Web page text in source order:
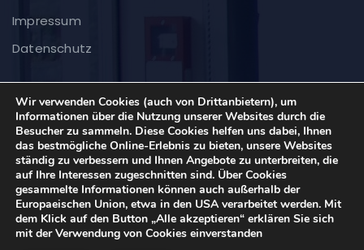
Impressum
Datenschutz
Stolz präsentiert von WordPress|Theme: Consultup von
Themeansar
Wir verwenden Cookies (auch von Drittanbietern), um
Informationen über die Nutzung unserer Websites durch die
Besucher zu sammeln. Diese Cookies helfen uns dabei, Ihnen
das bestmögliche Online-Erlebnis zu bieten, unsere Websites
ständig zu verbessern und Ihnen Angebote zu unterbreiten, die
auf Ihre Interessen zugeschnitten sind. Über Cookies
gesammelte Informationen können auch außerhalb der
Europaeischen Union, etwa in den USA verarbeitet werden. Mit
dem Klick auf den Button „Alle akzeptieren“ erklären Sie sich
mit der Verwendung von Cookies einverstanden